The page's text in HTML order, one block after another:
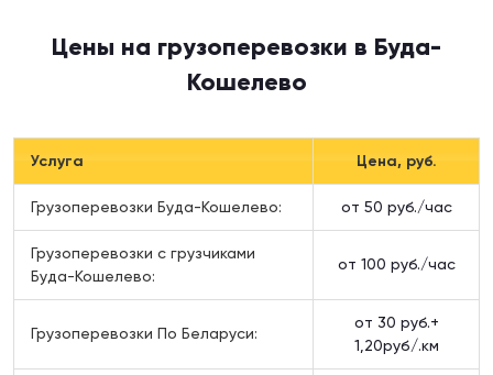
Цены на грузоперевозки в Буда-
Кошелево
Услуга Цена, руб.
Грузоперевозки Буда-Кошелево: от 50 руб./час
Грузоперевозки c грузчиками
Буда-Кошелево:
от 100 руб./час
Грузоперевозки По Беларуси:
от 30 руб.+
1,20руб/.км